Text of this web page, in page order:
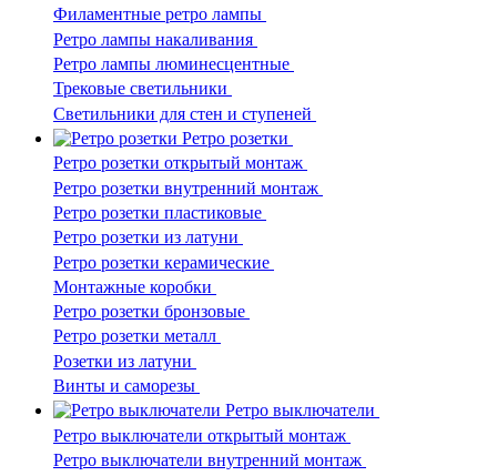
Филаментные ретро лампы
Ретро лампы накаливания
Ретро лампы люминесцентные
Трековые светильники
Светильники для стен и ступеней
Ретро розетки
Ретро розетки открытый монтаж
Ретро розетки внутренний монтаж
Ретро розетки пластиковые
Ретро розетки из латуни
Ретро розетки керамические
Монтажные коробки
Ретро розетки бронзовые
Ретро розетки металл
Розетки из латуни
Винты и саморезы
Ретро выключатели
Ретро выключатели открытый монтаж
Ретро выключатели внутренний монтаж